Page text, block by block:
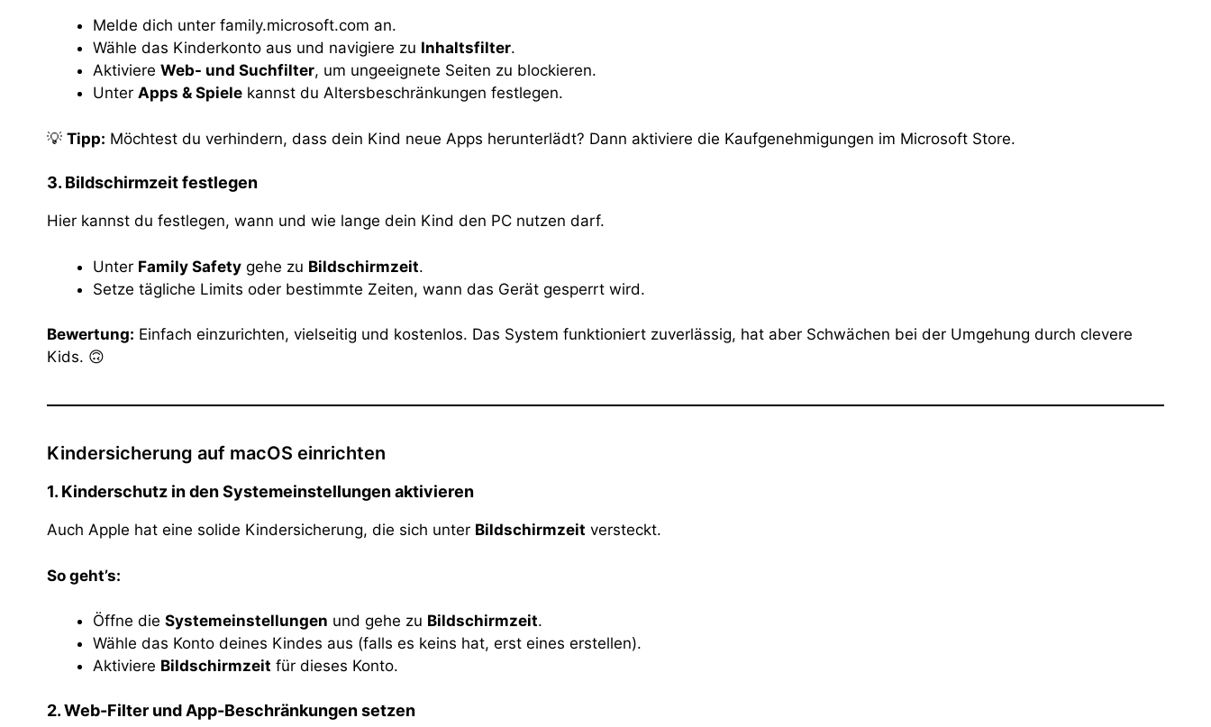
Melde dich unter family.microsoft.com an.
Wähle das Kinderkonto aus und navigiere zu Inhaltsfilter.
Aktiviere Web- und Suchfilter, um ungeeignete Seiten zu blockieren.
Unter Apps & Spiele kannst du Altersbeschränkungen festlegen.
💡 Tipp: Möchtest du verhindern, dass dein Kind neue Apps herunterlädt? Dann aktiviere die Kaufgenehmigungen im Microsoft Store.
3. Bildschirmzeit festlegen
Hier kannst du festlegen, wann und wie lange dein Kind den PC nutzen darf.
Unter Family Safety gehe zu Bildschirmzeit.
Setze tägliche Limits oder bestimmte Zeiten, wann das Gerät gesperrt wird.
Bewertung: Einfach einzurichten, vielseitig und kostenlos. Das System funktioniert zuverlässig, hat aber Schwächen bei der Umgehung durch clevere
Kids. 🙃
Kindersicherung auf macOS einrichten
1. Kinderschutz in den Systemeinstellungen aktivieren
Auch Apple hat eine solide Kindersicherung, die sich unter Bildschirmzeit versteckt.
So geht’s:
Öffne die Systemeinstellungen und gehe zu Bildschirmzeit.
Wähle das Konto deines Kindes aus (falls es keins hat, erst eines erstellen).
Aktiviere Bildschirmzeit für dieses Konto.
2. Web-Filter und App-Beschränkungen setzen